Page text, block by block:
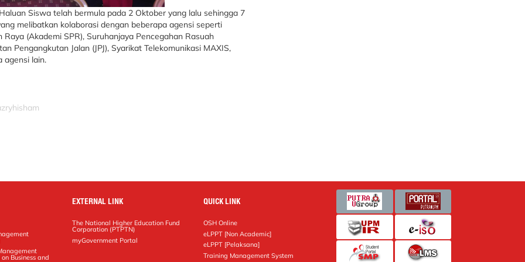
Siswa telah bermula pada 2 Oktober yang lalu sehingga 7
melibatkan kolaborasi dengan beberapa agensi seperti
(Akademi SPR), Suruhanjaya Pencegahan Rasuah
Pengangkutan Jalan (JPJ), Syarikat Telekomunikasi MAXIS,
agensi lain.
Business and
EXTERNAL LINK
The National Higher Education Fund
Corporation (PTPTN)
myGovernment Portal
QUICK LINK
OSH Online
eLPPT [Non Academic]
eLPPT [Pelaksana]
Training Management System